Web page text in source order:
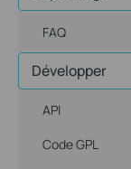
FAQ
Développer
API
Code GPL